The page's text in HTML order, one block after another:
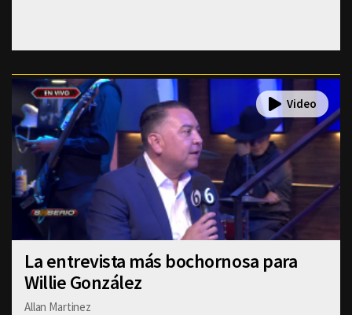
La entrevista más bochornosa para
Willie González
Allan Martinez